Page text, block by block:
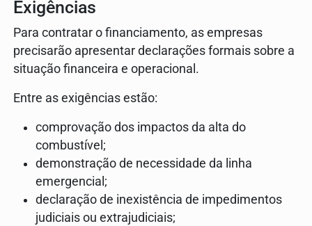
Exigências
Para contratar o financiamento, as empresas
precisarão apresentar declarações formais sobre a
situação financeira e operacional.
Entre as exigências estão:
comprovação dos impactos da alta do
combustível;
demonstração de necessidade da linha
emergencial;
declaração de inexistência de impedimentos
judiciais ou extrajudiciais;